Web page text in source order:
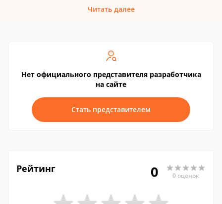
Читать далее
Нет официального представителя разработчика
на сайте
Стать представителем
Рейтинг 0 0 оценок